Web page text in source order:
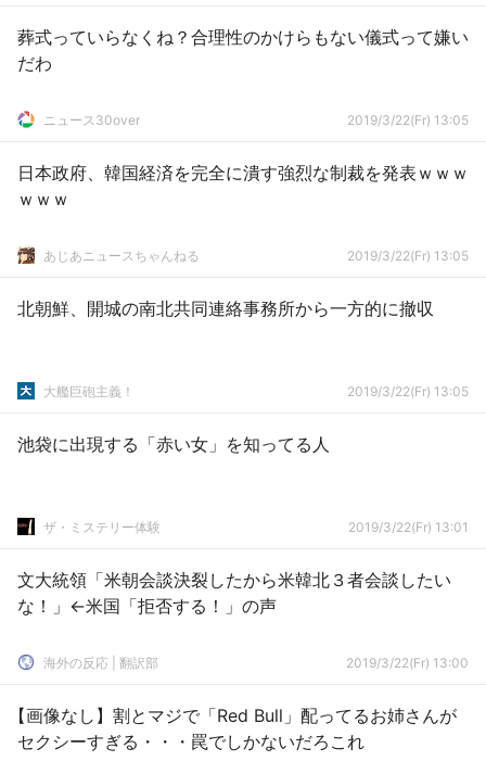
葬式っていらなくね？合理性のかけらもない儀式って嫌い
だわ
ニュース30over 2019/3/22(Fr) 13:05
日本政府、韓国経済を完全に潰す強烈な制裁を発表ｗｗｗ
ｗｗｗ
あじあニュースちゃんねる 2019/3/22(Fr) 13:05
北朝鮮、開城の南北共同連絡事務所から一方的に撤収
大艦巨砲主義！ 2019/3/22(Fr) 13:05
池袋に出現する「赤い女」を知ってる人
ザ・ミステリー体験 2019/3/22(Fr) 13:01
文大統領「米朝会談決裂したから米韓北３者会談したい
な！」←米国「拒否する！」の声
海外の反応 | 翻訳部 2019/3/22(Fr) 13:00
【画像なし】割とマジで「Red Bull」配ってるお姉さんが
セクシーすぎる・・・罠でしかないだろこれ